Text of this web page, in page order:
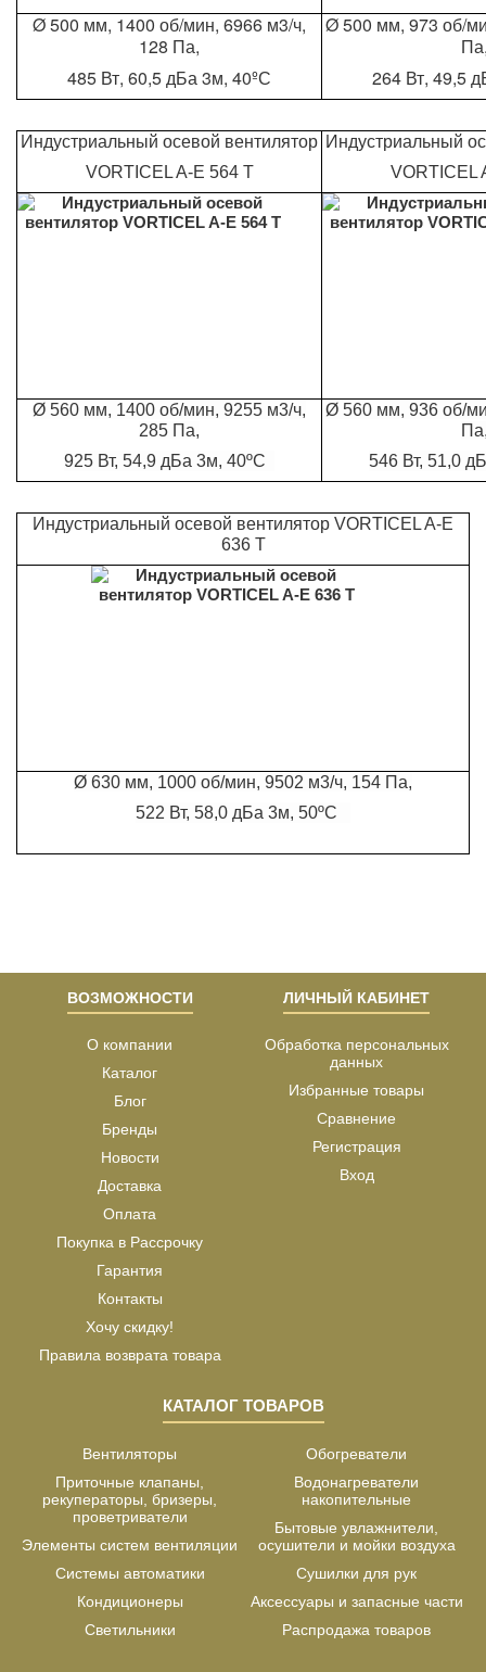
Ø 500 мм, 1400 об/мин, 6966 м3/ч,
128 Па,
485 Вт, 60,5 дБа 3м, 40ºС
Ø 500 мм, 973 об/
264 Вт, 49,5
Индустриальный осевой вентилятор
VORTICEL A-E 564 T
Индустриальный
VORTICEL
Ø 560 мм, 1400 об/мин, 9255 м3/ч,
285 Па,
925 Вт, 54,9 дБа 3м, 40ºС
Ø 560 мм, 936 об/
546 Вт, 51,0
Индустриальный осевой вентилятор VORTICEL A-E
636 T
Ø 630 мм, 1000 об/мин, 9502 м3/ч, 154 Па,
522 Вт, 58,0 дБа 3м, 50ºС
ВОЗМОЖНОСТИ
О компании
Каталог
Блог
Бренды
Новости
Доставка
Оплата
Покупка в Рассрочку
Гарантия
Контакты
Хочу скидку!
Правила возврата товара
ЛИЧНЫЙ КАБИНЕТ
Обработка персональных
данных
Избранные товары
Сравнение
Регистрация
Вход
КАТАЛОГ ТОВАРОВ
Вентиляторы
Приточные клапаны,
рекуператоры, бризеры,
проветриватели
Элементы систем вентиляции
Системы автоматики
Кондиционеры
Светильники
Обогреватели
Водонагреватели
накопительные
Бытовые увлажнители,
осушители и мойки воздуха
Сушилки для рук
Аксессуары и запасные части
Распродажа товаров